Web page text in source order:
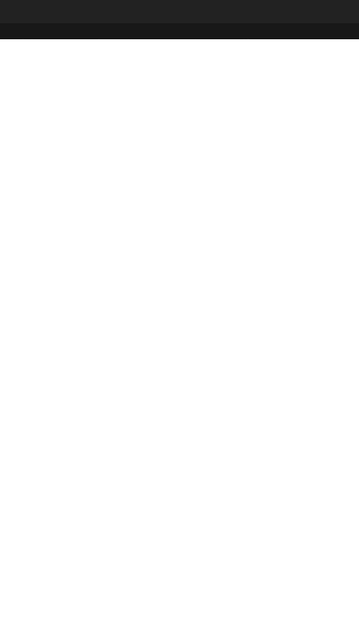
版权所有 ©福建升恒建设集团有限公司 未经许可 严禁复制